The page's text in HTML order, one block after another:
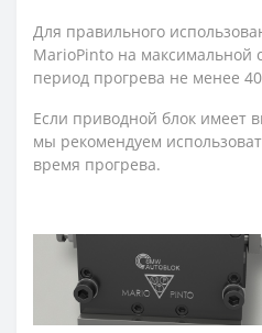
Для правильного
MarioPinto на максимальной
период прогрева не менее
Если приводной блок имеет
мы рекомендуем
время прогрева.